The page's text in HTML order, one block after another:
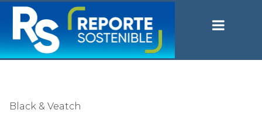
Black & Veatch